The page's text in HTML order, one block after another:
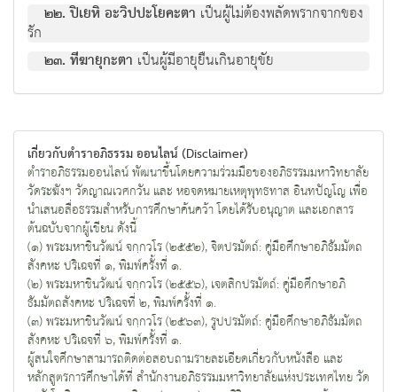
๒๒. ปิเยหิ อะวิปปะโยคะตา เป็นผู้ไม่ต้องพลัดพรากจากของ
รัก
๒๓. ทีฆายุกะตา เป็นผู้มีอายุยืนเกินอายุขัย
เกี่ยวกับตำราอภิธรรม ออนไลน์ (Disclaimer)
ตำราอภิธรรมออนไลน์ พัฒนาขึ้นโดยความร่วมมือของอภิธรรมมหาวิทยาลัย
วัดระฆังฯ วัดญาณเวศกวัน และ หอจดหมายเหตุพุทธทาส อินทปัญโญ เพื่อ
นำเสนอสื่อธรรมสำหรับการศึกษาค้นคว้า โดยได้รับอนุญาต และเอกสาร
ต้นฉบับจากผู้เขียน ดังนี้
(๑) พระมหาชินวัฒน์ จกฺกวโร (๒๕๕๒), จิตปรมัตถ์: คู่มือศึกษาอภิธัมมัตถ
สังคหะ ปริเฉจที่ ๑, พิมพ์ครั้งที่ ๑.
(๒) พระมหาชินวัฒน์ จกฺกวโร (๒๕๕๖), เจตสิกปรมัตถ์: คู่มือศึกษาอภิ
ธัมมัตถสังคหะ ปริเฉจที่ ๒, พิมพ์ครั้งที่ ๑.
(๓) พระมหาชินวัฒน์ จกฺกวโร (๒๕๖๓), รูปปรมัตถ์: คู่มือศึกษาอภิธัมมัตถ
สังคหะ ปริเฉจที่ ๖, พิมพ์ครั้งที่ ๑.
ผู้สนใจศึกษาสามารถติดต่อสอบถามรายละเอียดเกี่ยวกับหนังสือ และ
หลักสูตรการศึกษาได้ที่ สำนักงานอภิธรรมมหาวิทยาลัยแห่งประเทศไทย วัด